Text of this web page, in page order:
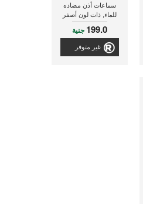
سماعات أذن مضاده
للماء, ذات لون أصفر
199.0 جنية
غير متوفر